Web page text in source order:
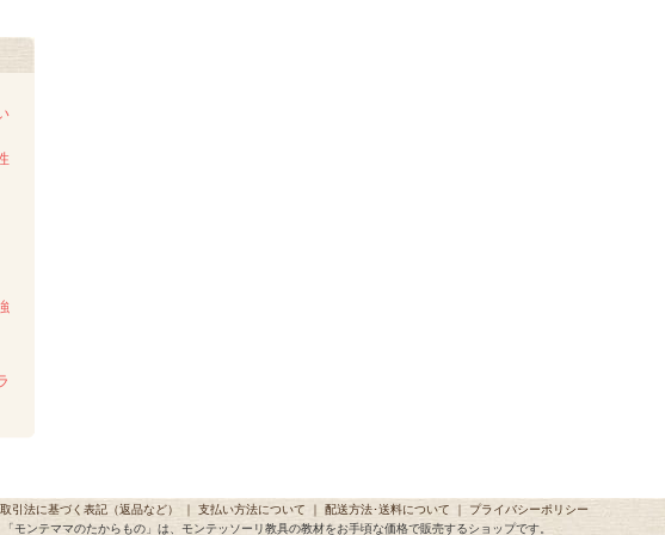
引法に基づく表記（返品など） ｜ 支払い方法について ｜ 配送方法･送料について ｜ プライバシーポリシー
「モンテママのたからもの」は、モンテッソーリ教具の教材をお手頃な価格で販売するショップです。